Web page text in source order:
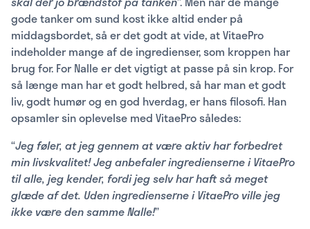
gode tanker om sund kost ikke altid ender på
middagsbordet, så er det godt at vide, at VitaePro
indeholder mange af de ingredienser, som kroppen har
brug for. For Nalle er det vigtigt at passe på sin krop. For
så længe man har et godt helbred, så har man et godt
liv, godt humør og en god hverdag, er hans filosofi. Han
opsamler sin oplevelse med VitaePro således:
“Jeg føler, at jeg gennem at være aktiv har forbedret
min livskvalitet! Jeg anbefaler ingredienserne i VitaePro
til alle, jeg kender, fordi jeg selv har haft så meget
glæde af det. Uden ingredienserne i VitaePro ville jeg
ikke være den samme Nalle!”